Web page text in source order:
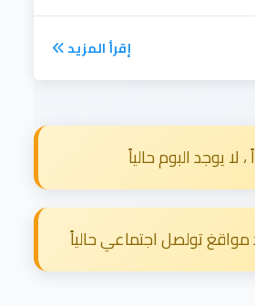
إقرأ المزيد
لا يوجد البوم حالياً
مواقغ تولصل اجتماعي حالياً